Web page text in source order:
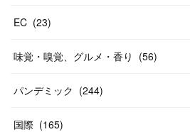
EC (23)
味覚・嗅覚、グルメ・香り (56)
パンデミック (244)
国際 (165)